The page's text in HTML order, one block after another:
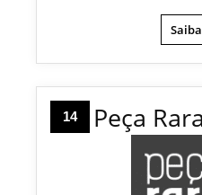
14 Peça